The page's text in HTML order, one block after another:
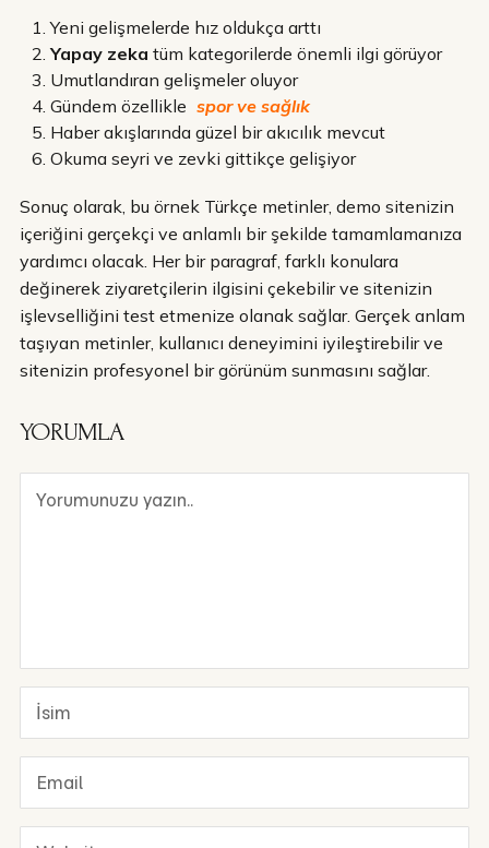
Yeni gelişmelerde hız oldukça arttı
Yapay zeka tüm kategorilerde önemli ilgi görüyor
Umutlandıran gelişmeler oluyor
Gündem özellikle spor ve sağlık
Haber akışlarında güzel bir akıcılık mevcut
Okuma seyri ve zevki gittikçe gelişiyor
Sonuç olarak, bu örnek Türkçe metinler, demo sitenizin
içeriğini gerçekçi ve anlamlı bir şekilde tamamlamanıza
yardımcı olacak. Her bir paragraf, farklı konulara
değinerek ziyaretçilerin ilgisini çekebilir ve sitenizin
işlevselliğini test etmenize olanak sağlar. Gerçek anlam
taşıyan metinler, kullanıcı deneyimini iyileştirebilir ve
sitenizin profesyonel bir görünüm sunmasını sağlar.
YORUMLA